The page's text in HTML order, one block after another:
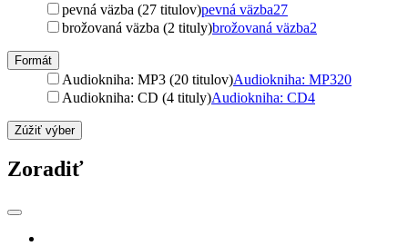
pevná väzba (27 titulov)pevná väzba27
brožovaná väzba (2 tituly)brožovaná väzba2
Formát
Audiokniha: MP3 (20 titulov)Audiokniha: MP320
Audiokniha: CD (4 tituly)Audiokniha: CD4
Zúžiť výber
Zoradiť